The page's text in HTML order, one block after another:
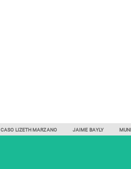
CASO LIZETH MARZANO JAIME BAYLY